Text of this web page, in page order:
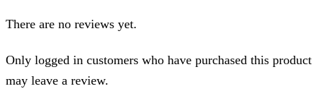
There are no reviews yet.
Only logged in customers who have purchased this product
may leave a review.